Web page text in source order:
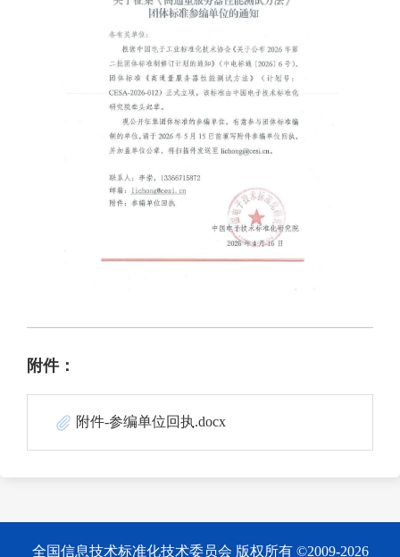
附件：
附件-参编单位回执.docx
全国信息技术标准化技术委员会 版权所有 ©2009-2026